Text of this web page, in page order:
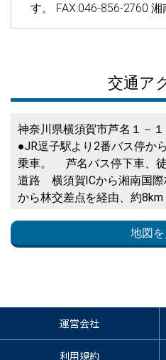
す。 FAX:046-856-2760
交通ア
神奈川県横須賀市芦名１－１
●JR逗子駅より2番バス停か
乗車。 芦名バス停下車、
道路 横須賀ICから湘南国際
から林交差点を経由、約8km
地図
運営会社
利用規約